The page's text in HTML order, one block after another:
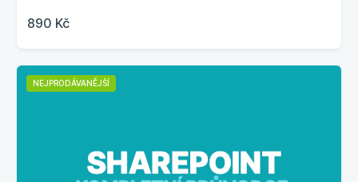
890 Kč
NEJPRODÁVANĚJŠÍ